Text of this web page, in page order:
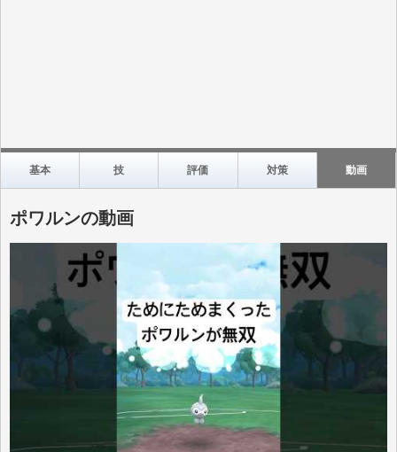
基本 技 評価 対策 動画
ポワルンの動画